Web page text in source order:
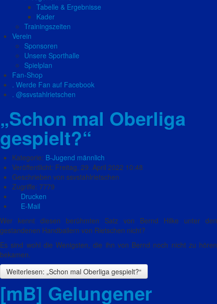
Tabelle & Ergebnisse
Kader
Trainingszeiten
Verein
Sponsoren
Unsere Sporthalle
Spielplan
Fan-Shop
. Werde Fan auf Facebook
. @ssvstahlrietschen
„Schon mal Oberliga
gespielt?“
Kategorie: B-Jugend männlich
Veröffentlicht: Freitag, 29. April 2022 10:48
Geschrieben von ssvstahlrietschen
Zugriffe: 7779
Drucken
E-Mail
Wer kennt diesen berühmten Satz von Bernd Hilke unter den
gestandenen Handballern von Rietschen nicht?
Es sind wohl die Wenigsten, die ihn von Bernd noch nicht zu hören
bekamen.
Weiterlesen: „Schon mal Oberliga gespielt?“
[mB] Gelungener